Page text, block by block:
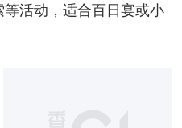
活动，适合百日宴或小